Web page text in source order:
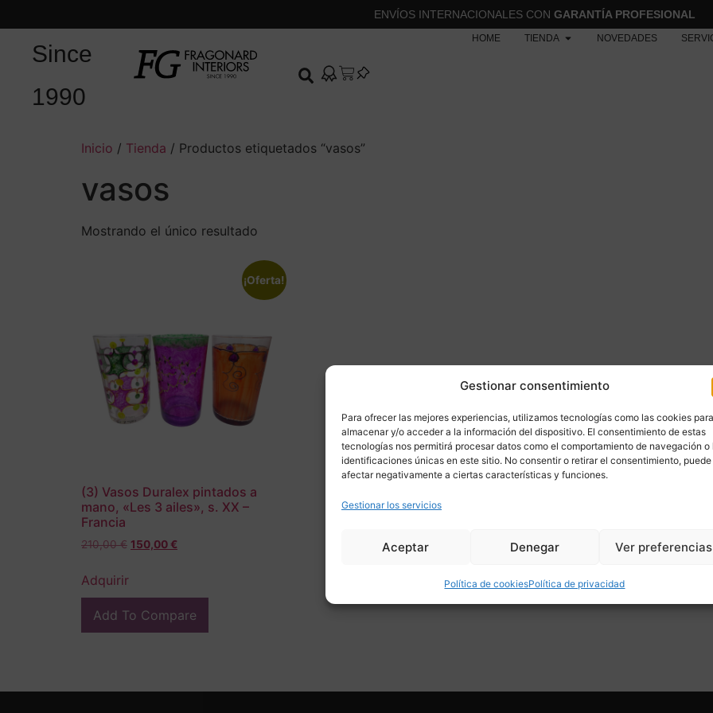
Gestionar consentimiento
Para ofrecer las mejores experiencias, utilizamos tecnologías como las cookies para
almacenar y/o acceder a la información del dispositivo. El consentimiento de estas
tecnologías nos permitirá procesar datos como el comportamiento de navegación o
identificaciones únicas en este sitio. No consentir o retirar el consentimiento, puede
afectar negativamente a ciertas características y funciones.
Gestionar los servicios
Aceptar Denegar Ver preferencias
Política de cookiesPolítica de privacidad
ENVÍOS INTERNACIONALES CON GARANTÍA PROFESIONAL
Since
1990
HOME TIENDA NOVEDADES
Inicio / Tienda / Productos etiquetados “vasos”
vasos
Mostrando el único resultado
¡Oferta!
(3) Vasos Duralex pintados a
mano, «Les 3 ailes», s. XX –
Francia
210,00€ 150,00 €
Adquirir
Add To Compare